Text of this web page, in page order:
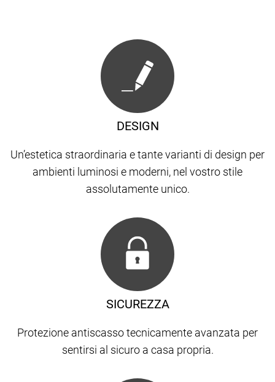
DESIGN
Un’estetica straordinaria e tante varianti di design per
ambienti luminosi e moderni, nel vostro stile
assolutamente unico.
SICUREZZA
Protezione antiscasso tecnicamente avanzata per
sentirsi al sicuro a casa propria.